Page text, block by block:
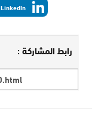
LinkedIn
رابط المشاركة :